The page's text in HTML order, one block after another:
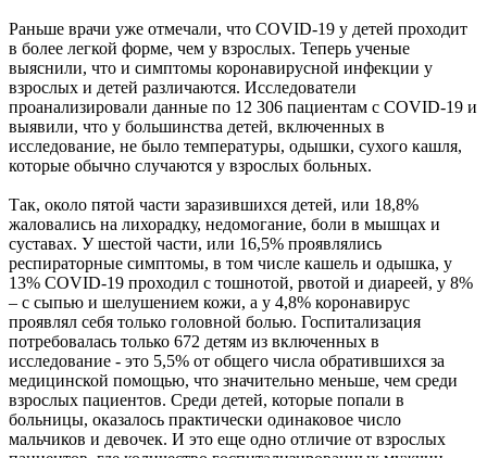
Раньше врачи уже отмечали, что СOVID-19 у детей проходит
в более легкой форме, чем у взрослых. Теперь ученые
выяснили, что и симптомы коронавирусной инфекции у
взрослых и детей различаются. Исследователи
проанализировали данные по 12 306 пациентам с COVID-19 и
выявили, что у большинства детей, включенных в
исследование, не было температуры, одышки, сухого кашля,
которые обычно случаются у взрослых больных.
Так, около пятой части заразившихся детей, или 18,8%
жаловались на лихорадку, недомогание, боли в мышцах и
суставах. У шестой части, или 16,5% проявлялись
респираторные симптомы, в том числе кашель и одышка, у
13% COVID-19 проходил с тошнотой, рвотой и диареей, у 8%
– с сыпью и шелушением кожи, а у 4,8% коронавирус
проявлял себя только головной болью. Госпитализация
потребовалась только 672 детям из включенных в
исследование - это 5,5% от общего числа обратившихся за
медицинской помощью, что значительно меньше, чем среди
взрослых пациентов. Среди детей, которые попали в
больницы, оказалось практически одинаковое число
мальчиков и девочек. И это еще одно отличие от взрослых